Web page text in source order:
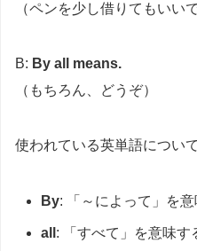
（ペンを少し借りてもいい
B: By all means.
（もちろん、どうぞ）
使われている英単語につい
By: 「～によって」を意
all : 「すべて」を意味す